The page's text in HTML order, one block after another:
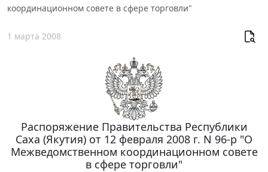
координационном совете в сфере торговли"
1 марта 2008
Распоряжение Правительства Республики
Саха (Якутия) от 12 февраля 2008 г. N 96-р "О
Межведомственном координационном совете
в сфере торговли"